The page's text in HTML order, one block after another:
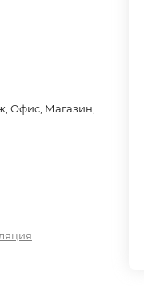
Офис, Магазин,